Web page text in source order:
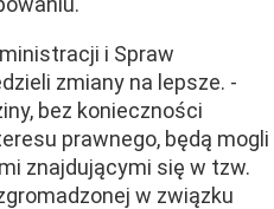
i Spraw
zmiany na lepsze. -
bez konieczności
prawnego, będą mogli
znajdującymi się w tzw.
w związku